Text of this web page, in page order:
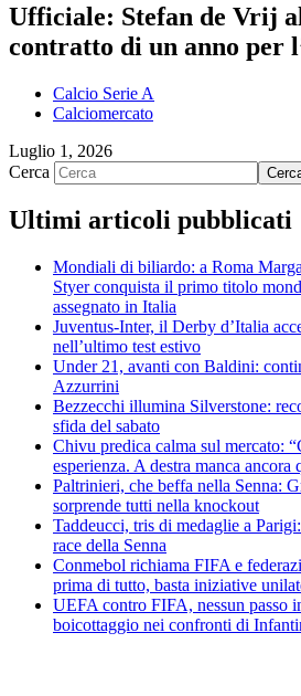
Ufficiale: Stefan de Vrij
contratto di un anno per
Calcio Serie A
Calciomercato
Luglio 1, 2026
Cerca
Ultimi articoli pubblicati
Mondiali di biliardo: a Roma
Styer conquista il primo titolo
assegnato in Italia
Juventus-Inter, il Derby d’Italia
nell’ultimo test estivo
Under 21, avanti con Baldini:
Azzurrini
Bezzecchi illumina Silverstone:
sfida del sabato
Chivu predica calma sul mercato:
esperienza. A destra manca ancora
Paltrinieri, che beffa nella Senna:
sorprende tutti nella knockout
Taddeucci, tris di medaglie a
race della Senna
Conmebol richiama FIFA e
prima di tutto, basta iniziative
UEFA contro FIFA, nessun passo
boicottaggio nei confronti di